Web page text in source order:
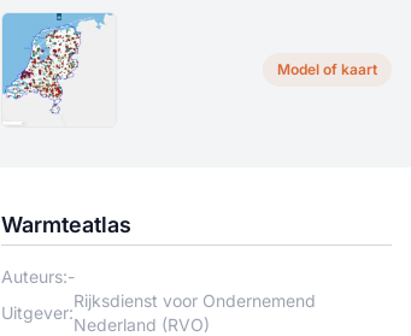
Model of kaart
Warmteatlas
Auteurs:-
Uitgever:
Rijksdienst voor Ondernemend
Nederland (RVO)